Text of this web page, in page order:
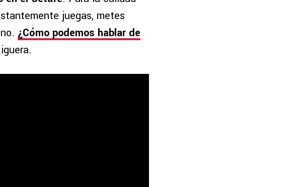
juegas, metes
¿Cómo podemos hablar de